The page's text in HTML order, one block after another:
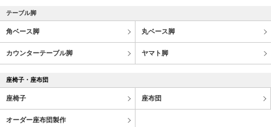
テーブル脚
角ベース脚 丸ベース脚
カウンターテーブル脚 ヤマト脚
座椅子・座布団
座椅子 座布団
オーダー座布団製作